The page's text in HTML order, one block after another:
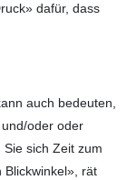
dafür, dass
auch bedeuten,
oder oder
sich Zeit zum
Blickwinkel», rät